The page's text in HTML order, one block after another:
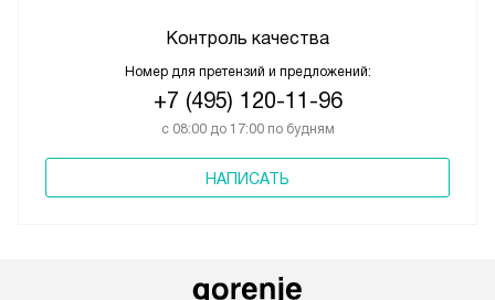
Контроль качества
Номер для претензий и предложений:
+7 (495) 120-11-96
с 08:00 до 17:00 по будням
НАПИСАТЬ